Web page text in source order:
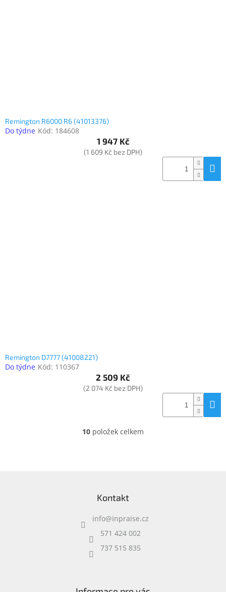
Remington R6000 R6 (41013376)
Do týdne Kód: 184608
1 947 Kč
(1 609 Kč bez DPH)
Remington D7777 (41008221)
Do týdne Kód: 110367
2 509 Kč
(2 074 Kč bez DPH)
O
c
í
r
v
y
i
10 položek celkem
Kontakt
info@inpraise.cz
571 424 002
737 515 835